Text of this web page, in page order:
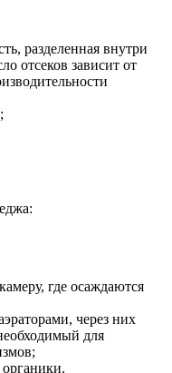
разделенная внутри
отсеков зависит от
где осаждаются
через них
для
органики.